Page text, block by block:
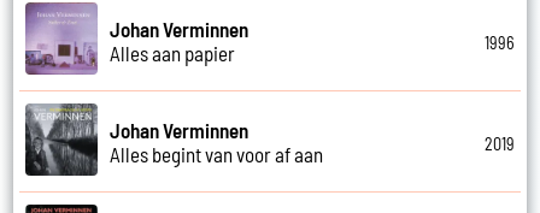
Johan Verminnen
Alles aan papier
1996
Johan Verminnen
Alles begint van voor af aan
2019